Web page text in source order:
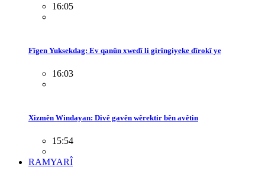
16:05
Fîgen Yuksekdag: Ev qanûn xwedî li girîngiyeke dîrokî ye
16:03
Xizmên Windayan: Divê gavên wêrektir bên avêtin
15:54
RAMYARÎ